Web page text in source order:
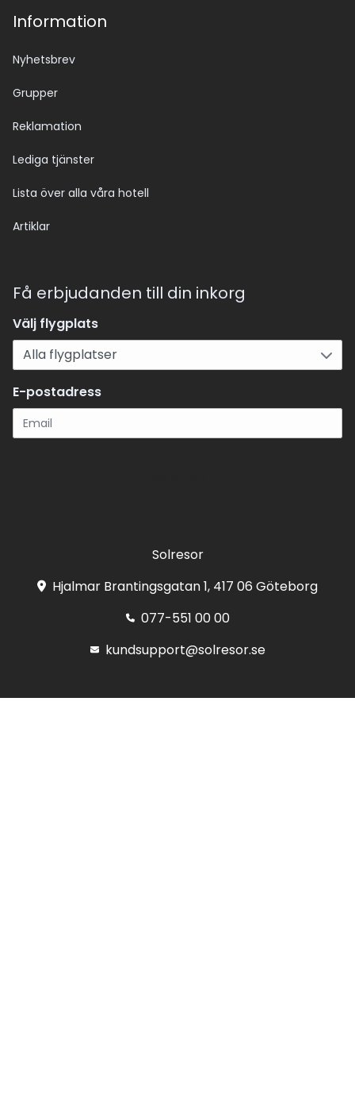
Information
Nyhetsbrev
Grupper
Reklamation
Lediga tjänster
Lista över alla våra hotell
Artiklar
Få erbjudanden till din inkorg
Välj flygplats
E-postadress
Solresor
Hjalmar Brantingsgatan 1, 417 06 Göteborg
077-551 00 00
kundsupport@solresor.se